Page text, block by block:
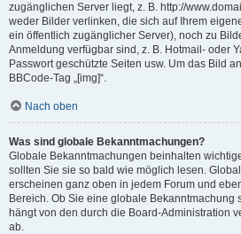
zugänglichen Server liegt, z. B. http://
weder Bilder verlinken, die sich auf Ihrem
ein öffentlich zugänglicher Server), noch zu
Anmeldung verfügbar sind, z. B. Hotmail- oder
Passwort geschützte Seiten usw. Um das Bild
BBCode-Tag „[img]“.
Nach oben
Was sind globale Bekanntmachungen?
Globale Bekanntmachungen beinhalten
sollten Sie sie so bald wie möglich lesen.
erscheinen ganz oben in jedem Forum und
Bereich. Ob Sie eine globale Bekanntmachung
hängt von den durch die Board-Administration
ab.